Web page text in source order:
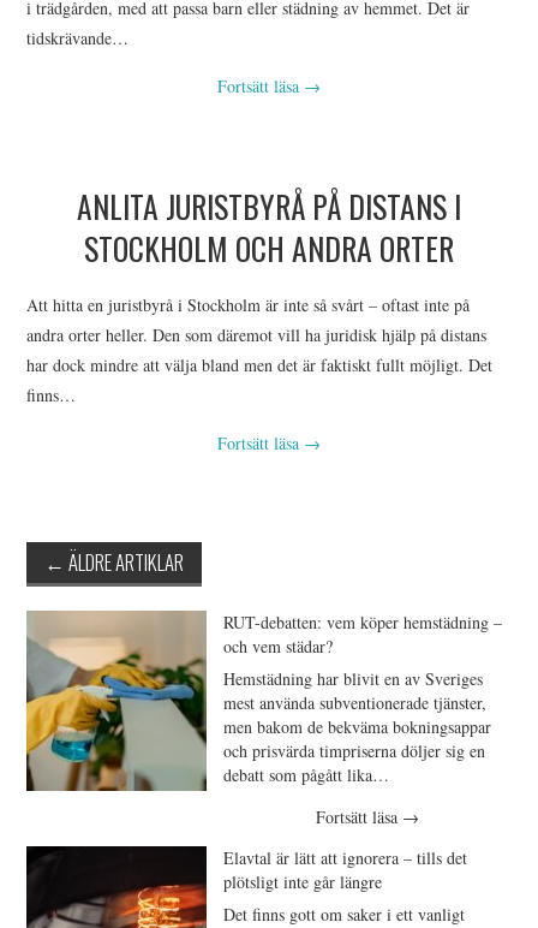
i trädgården, med att passa barn eller städning av hemmet. Det är
tidskrävande…
Fortsätt läsa →
ANLITA JURISTBYRÅ PÅ DISTANS I
STOCKHOLM OCH ANDRA ORTER
Att hitta en juristbyrå i Stockholm är inte så svårt – oftast inte på
andra orter heller. Den som däremot vill ha juridisk hjälp på distans
har dock mindre att välja bland men det är faktiskt fullt möjligt. Det
finns…
Fortsätt läsa →
Inläggsnavigering
← ÄLDRE ARTIKLAR
RUT-debatten: vem köper hemstädning –
och vem städar?
Hemstädning har blivit en av Sveriges
mest använda subventionerade tjänster,
men bakom de bekväma bokningsappar
och prisvärda timpriserna döljer sig en
debatt som pågått lika…
Fortsätt läsa →
Elavtal är lätt att ignorera – tills det
plötsligt inte går längre
Det finns gott om saker i ett vanligt